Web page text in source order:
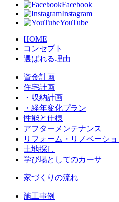
Facebook
Instagram
YouTube
HOME
コンセプト
選ばれる理由
資金計画
住宅計画
・収納計画
・経年変化プラン
性能と仕様
アフターメンテナンス
リフォーム・リノベーショ
土地探し
学び場としてのカーサ
家づくりの流れ
施工事例